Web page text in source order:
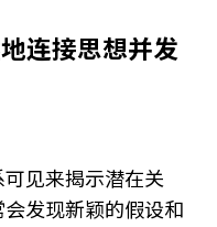
连接思想并发
见来揭示潜在关
发现新颖的假设和